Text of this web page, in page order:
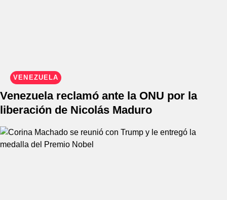
VENEZUELA
Venezuela reclamó ante la ONU por la
liberación de Nicolás Maduro